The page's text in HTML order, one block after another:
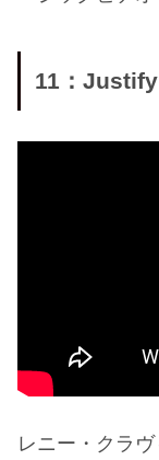
11：Justify
レニー・クラ